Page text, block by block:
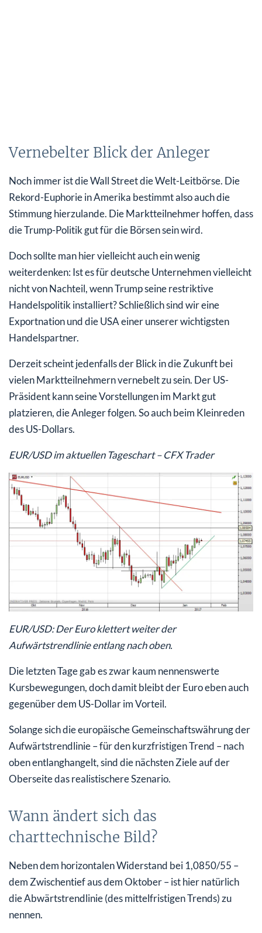
Vernebelter Blick der Anleger
Noch immer ist die Wall Street die Welt-Leitbörse. Die
Rekord-Euphorie in Amerika bestimmt also auch die
Stimmung hierzulande. Die Marktteilnehmer hoffen, dass
die Trump-Politik gut für die Börsen sein wird.
Doch sollte man hier vielleicht auch ein wenig
weiterdenken: Ist es für deutsche Unternehmen vielleicht
nicht von Nachteil, wenn Trump seine restriktive
Handelspolitik installiert? Schließlich sind wir eine
Exportnation und die USA einer unserer wichtigsten
Handelspartner.
Derzeit scheint jedenfalls der Blick in die Zukunft bei
vielen Marktteilnehmern vernebelt zu sein. Der US-
Präsident kann seine Vorstellungen im Markt gut
platzieren, die Anleger folgen. So auch beim Kleinreden
des US-Dollars.
EUR/USD im aktuellen Tageschart – CFX Trader
EUR/USD: Der Euro klettert weiter der
Aufwärtstrendlinie entlang nach oben.
Die letzten Tage gab es zwar kaum nennenswerte
Kursbewegungen, doch damit bleibt der Euro eben auch
gegenüber dem US-Dollar im Vorteil.
Solange sich die europäische Gemeinschaftswährung der
Aufwärtstrendlinie – für den kurzfristigen Trend – nach
oben entlanghangelt, sind die nächsten Ziele auf der
Oberseite das realistischere Szenario.
Wann ändert sich das
charttechnische Bild?
Neben dem horizontalen Widerstand bei 1,0850/55 –
dem Zwischentief aus dem Oktober – ist hier natürlich
die Abwärtstrendlinie (des mittelfristigen Trends) zu
nennen.